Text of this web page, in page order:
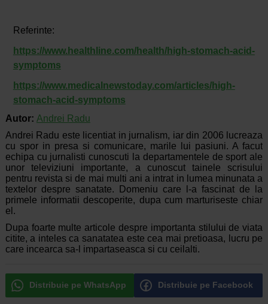
Referinte:
https://www.healthline.com/health/high-stomach-acid-
symptoms
https://www.medicalnewstoday.com/articles/high-
stomach-acid-symptoms
Autor: Andrei Radu
Andrei Radu este licentiat in jurnalism, iar din 2006 lucreaza
cu spor in presa si comunicare, marile lui pasiuni. A facut
echipa cu jurnalisti cunoscuti la departamentele de sport ale
unor televiziuni importante, a cunoscut tainele scrisului
pentru revista si de mai multi ani a intrat in lumea minunata a
textelor despre sanatate. Domeniu care l-a fascinat de la
primele informatii descoperite, dupa cum marturiseste chiar
el.
Dupa foarte multe articole despre importanta stilului de viata
citite, a inteles ca sanatatea este cea mai pretioasa, lucru pe
care incearca sa-l impartaseasca si cu ceilalti.
Distribuie pe WhatsApp Distribuie pe Facebook